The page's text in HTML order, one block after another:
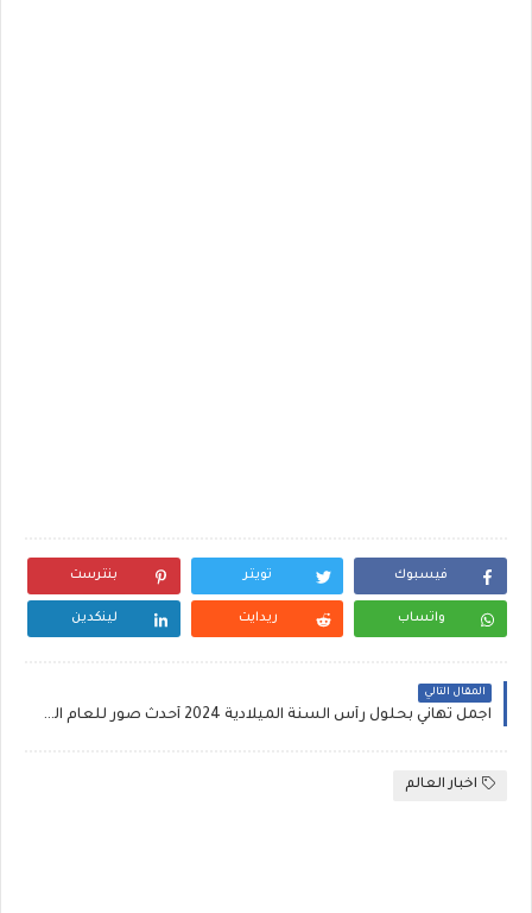
فيسبوك تويتر بنترست
واتساب ريدايت لينكدين
المقال التالي
اجمل تهاني بحلول رأس السنة الميلادية 2024 أحدث صور للعام الجديد للواتس اب تهنئة بالعام الميلادي الجديد للفيس بوك و خلفيات العام الميلادي الجديد متحركة للجوال
اخبار العالم